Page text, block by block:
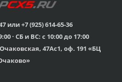
или +7 (925) 614-65-36
· СБ и ВС: с 10:00 до 17:00
47Ас1, оф. 191 «БЦ